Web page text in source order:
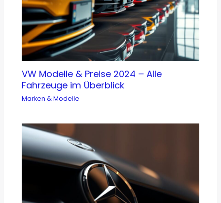
VW Modelle & Preise 2024 – Alle
Fahrzeuge im Überblick
Marken & Modelle